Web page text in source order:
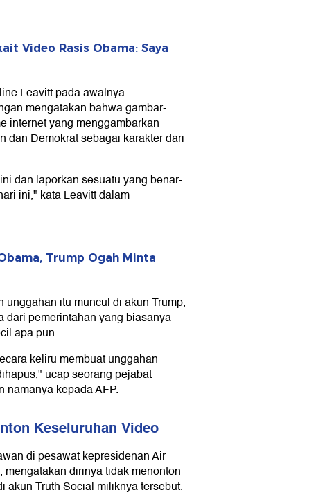
Video Rasis Obama: Saya
Leavitt pada awalnya
mengatakan bahwa gambar-
internet yang menggambarkan
dan Demokrat sebagai karakter dari
dan laporkan sesuatu yang benar-
ini," kata Leavitt dalam
Trump Ogah Minta
itu muncul di akun Trump,
dari pemerintahan yang biasanya
apa pun.
keliru membuat unggahan
ucap seorang pejabat
namanya kepada AFP.
Keseluruhan Video
di pesawat kepresidenan Air
dirinya tidak menonton
akun Truth Social miliknya tersebut.